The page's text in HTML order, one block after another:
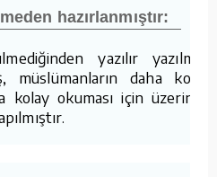
hazırlanmıştır:
yazılır yazılmaz
müslümanların daha kolay
okuması için üzerinde